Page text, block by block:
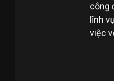
công
lĩnh
việc